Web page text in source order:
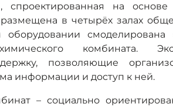
спроектированная на
размещена в четырёх залах
смоделирована
химического комбината.
позволяющие
информации и доступ к ней.
– социально